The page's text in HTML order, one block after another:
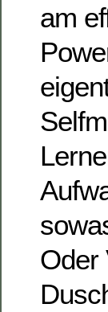
am
Oder